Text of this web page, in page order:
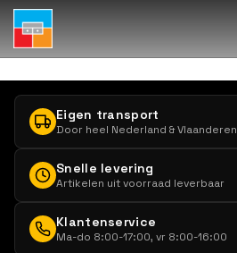
Eigen transport
Door heel Nederland & Vlaanderen
Snelle levering
Artikelen uit voorraad leverbaar
Klantenservice
Ma-do 8:00-17:00, vr 8:00-16:00